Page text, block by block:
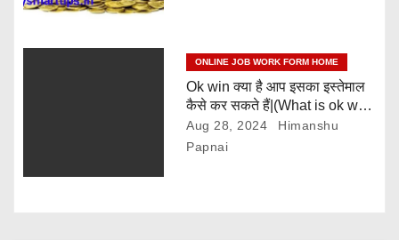
ONLINE JOB WORK FORM HOME
Ok win क्या है आप इसका इस्तेमाल
कैसे कर सकते हैं|(What is ok win
and how can you use it)
Aug 28, 2024
Himanshu
Papnai